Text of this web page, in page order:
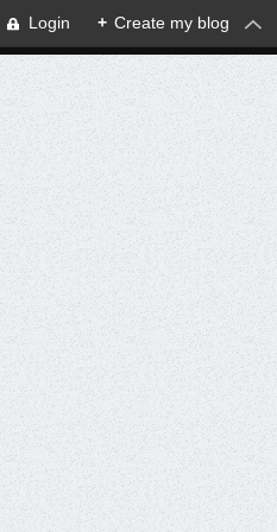
Login + Create my blog